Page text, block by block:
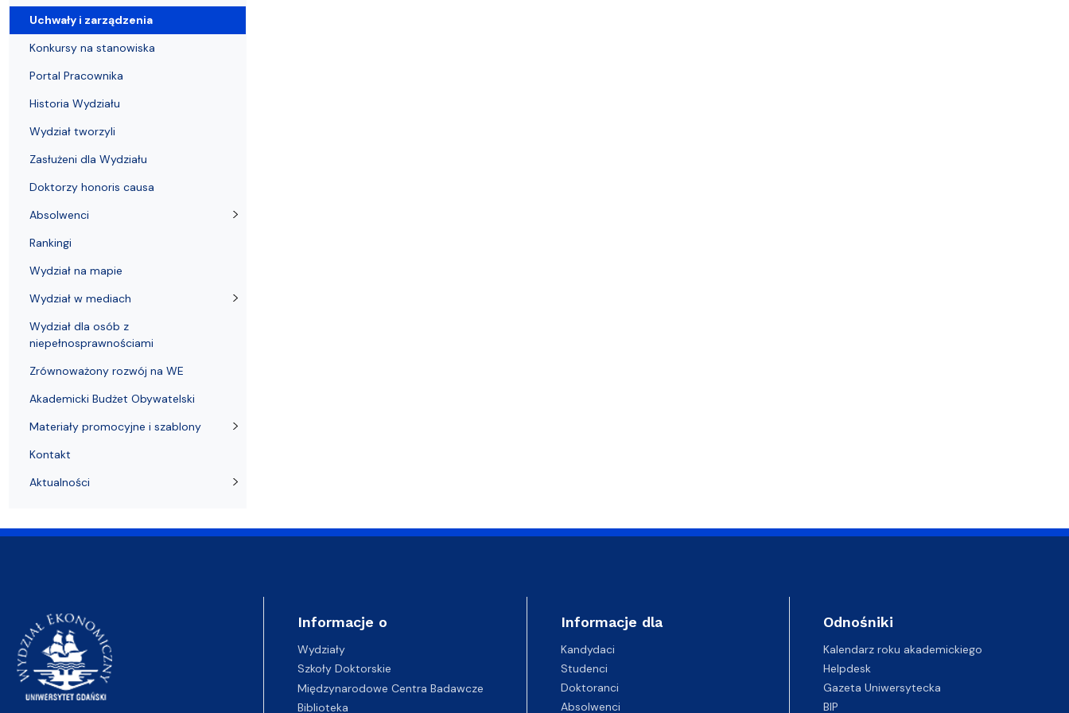
Uchwały i zarządzenia
Konkursy na stanowiska
Portal Pracownika
Historia Wydziału
Wydział tworzyli
Zasłużeni dla Wydziału
Doktorzy honoris causa
Absolwenci
Rankingi
Wydział na mapie
Wydział w mediach
Wydział dla osób z
niepełnosprawnościami
Zrównoważony rozwój na WE
Akademicki Budżet Obywatelski
Materiały promocyjne i szablony
Kontakt
Aktualności
Informacje o
Wydziały
Szkoły Doktorskie
Międzynarodowe Centra Badawcze
Biblioteka
Informacje dla
Kandydaci
Studenci
Doktoranci
Absolwenci
Odnośniki
Kalendarz roku akademickiego
Helpdesk
Gazeta Uniwersytecka
BIP